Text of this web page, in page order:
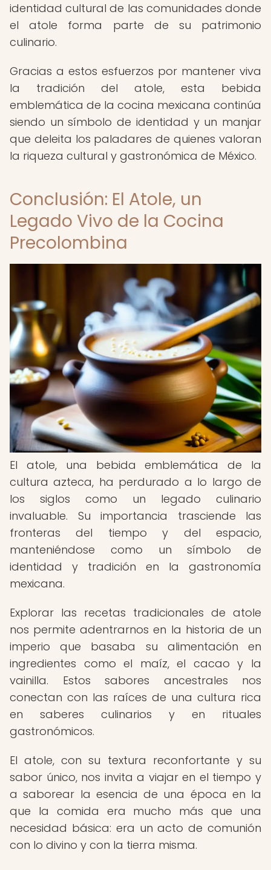
identidad cultural de las comunidades donde
el atole forma parte de su patrimonio
culinario.
Gracias a estos esfuerzos por mantener viva
la tradición del atole, esta bebida
emblemática de la cocina mexicana continúa
siendo un símbolo de identidad y un manjar
que deleita los paladares de quienes valoran
la riqueza cultural y gastronómica de México.
Conclusión: El Atole, un
Legado Vivo de la Cocina
Precolombina
El atole, una bebida emblemática de la
cultura azteca, ha perdurado a lo largo de
los siglos como un legado culinario
invaluable. Su importancia trasciende las
fronteras del tiempo y del espacio,
manteniéndose como un símbolo de
identidad y tradición en la gastronomía
mexicana.
Explorar las recetas tradicionales de atole
nos permite adentrarnos en la historia de un
imperio que basaba su alimentación en
ingredientes como el maíz, el cacao y la
vainilla. Estos sabores ancestrales nos
conectan con las raíces de una cultura rica
en saberes culinarios y en rituales
gastronómicos.
El atole, con su textura reconfortante y su
sabor único, nos invita a viajar en el tiempo y
a saborear la esencia de una época en la
que la comida era mucho más que una
necesidad básica: era un acto de comunión
con lo divino y con la tierra misma.